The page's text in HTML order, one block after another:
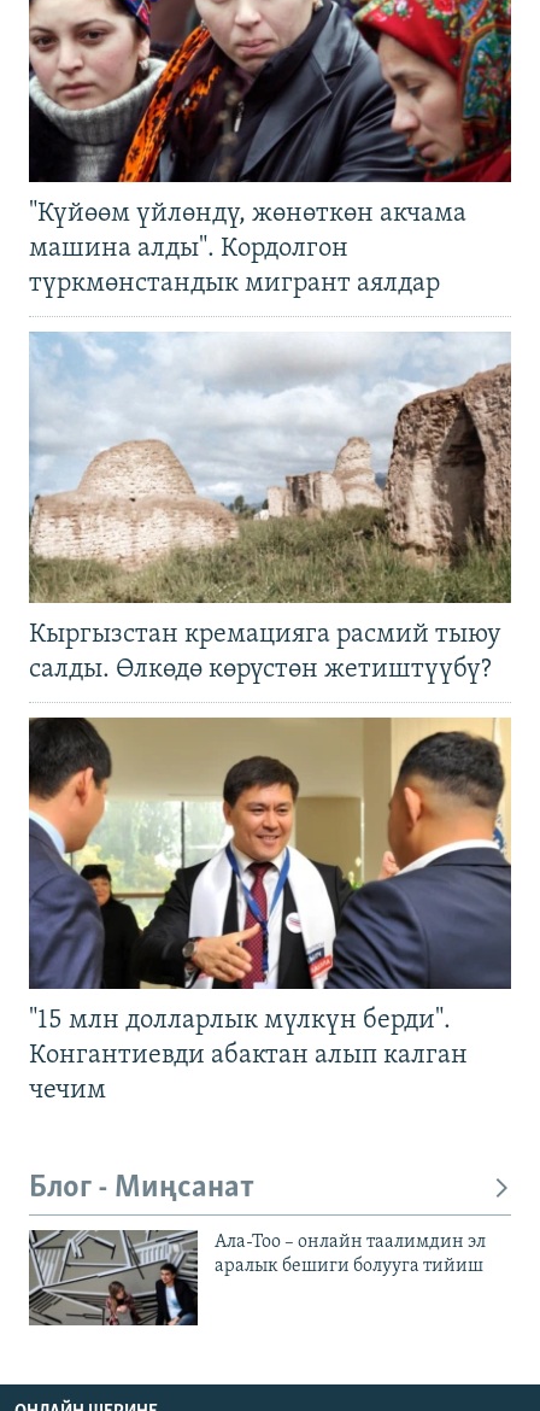
"Күйөөм үйлөндү, жөнөткөн акчама
машина алды". Кордолгон
түркмөнстандык мигрант аялдар
Кыргызстан кремацияга расмий тыюу
салды. Өлкөдө көрүстөн жетиштүүбү?
"15 млн долларлык мүлкүн берди".
Конгантиевди абактан алып калган
чечим
Блог - Миңсанат
Ала-Тоо – онлайн таалимдин эл
аралык бешиги болууга тийиш